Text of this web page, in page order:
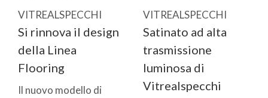
VITREALSPECCHI
Si rinnova il design
della Linea
Flooring
Il nuovo modello di
VITREALSPECCHI
Satinato ad alta
trasmissione
luminosa di
Vitrealspecchi